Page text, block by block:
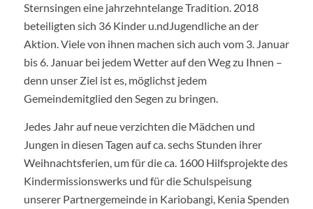
Sternsingen eine jahrzehntelange Tradition. 2018
beteiligten sich 36 Kinder u.ndJugendliche an der
Aktion. Viele von ihnen machen sich auch vom 3. Januar
bis 6. Januar bei jedem Wetter auf den Weg zu Ihnen –
denn unser Ziel ist es, möglichst jedem
Gemeindemitglied den Segen zu bringen.
Jedes Jahr auf neue verzichten die Mädchen und
Jungen in diesen Tagen auf ca. sechs Stunden ihrer
Weihnachtsferien, um für die ca. 1600 Hilfsprojekte des
Kindermissionswerks und für die Schulspeisung
unserer Partnergemeinde in Kariobangi, Kenia Spenden